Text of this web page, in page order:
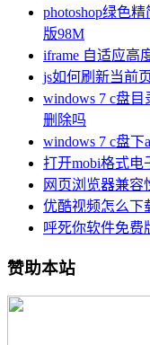
photoshop绿色
版98M
iframe 自适应高
js如何刷新当前
windows 7 c盘目
删除吗
windows 7 c盘下
打开mobi格式电
网页浏览器兼容
优酷视频怎么下
呼死你软件免费
赞助本站